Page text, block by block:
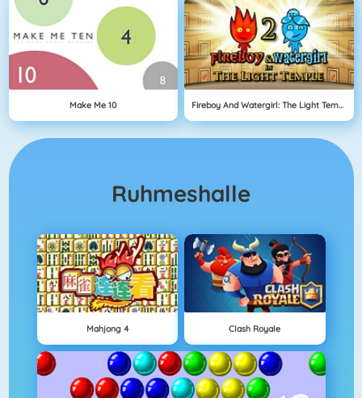
Make Me 10 Fireboy And Watergirl: The Light Temple
Ruhmeshalle
Mahjong 4 Clash Royale